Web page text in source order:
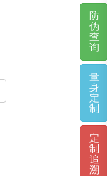
防
伪
查
询
量
身
定
制
定
制
追
溯